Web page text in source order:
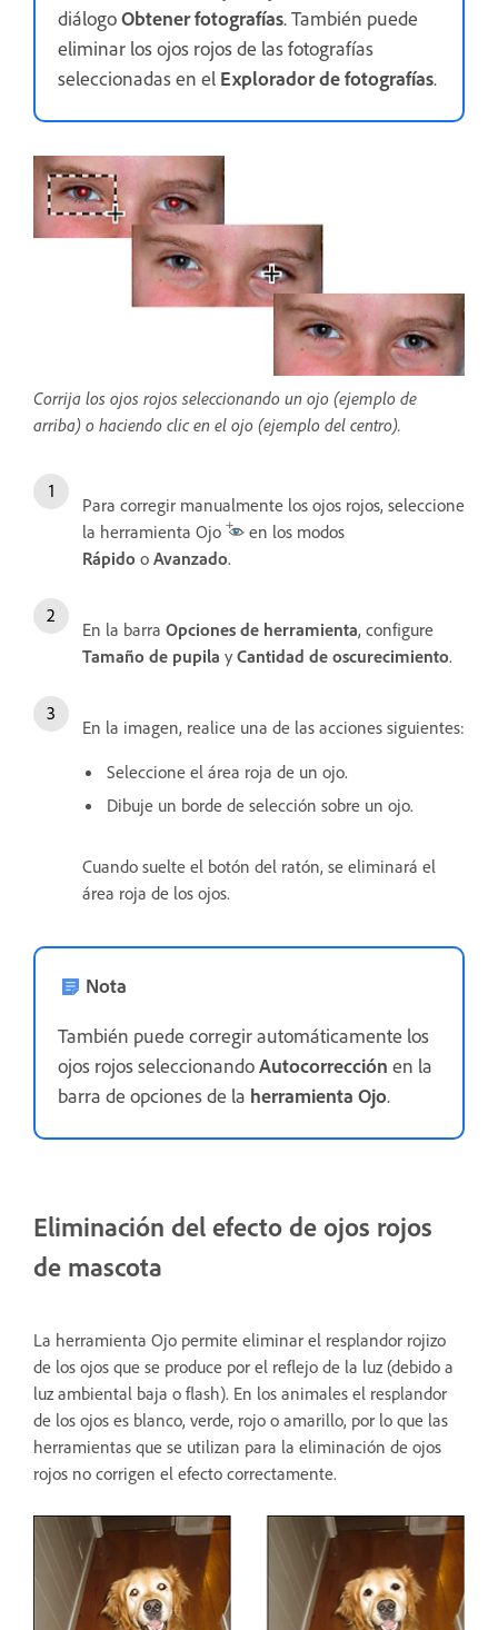
diálogoObtener fotografías. También puede
eliminar los ojos rojos de las fotografías
seleccionadas en el Explorador de fotografías.
Corrija los ojos rojos seleccionando un ojo (ejemplo de
arriba) o haciendo clic en el ojo (ejemplo del centro).
Para corregir manualmente los ojos rojos, seleccione
la herramienta Ojo
en los modos
Rápido o Avanzado.
En la barra Opciones de herramienta, configure
Tamaño de pupila y Cantidad de oscurecimiento.
En la imagen, realice una de las acciones siguientes:
Seleccione el área roja de un ojo.
Dibuje un borde de selección sobre un ojo.
Cuando suelte el botón del ratón, se eliminará el
área roja de los ojos.
Nota
También puede corregir automáticamente los
ojos rojos seleccionandoAutocorrección en la
barra de opciones de la herramienta Ojo.
Eliminación del efecto de ojos rojos
de mascota
La herramienta Ojo permite eliminar el resplandor rojizo
de los ojos que se produce por el reflejo de la luz (debido a
luz ambiental baja o flash). En los animales el resplandor
de los ojos es blanco, verde, rojo o amarillo, por lo que las
herramientas que se utilizan para la eliminación de ojos
rojos no corrigen el efecto correctamente.